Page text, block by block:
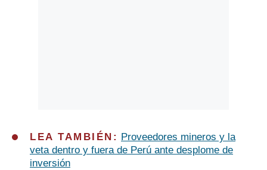
LEA TAMBIÉN:
Proveedores mineros y la
veta dentro y fuera de Perú ante desplome de
inversión